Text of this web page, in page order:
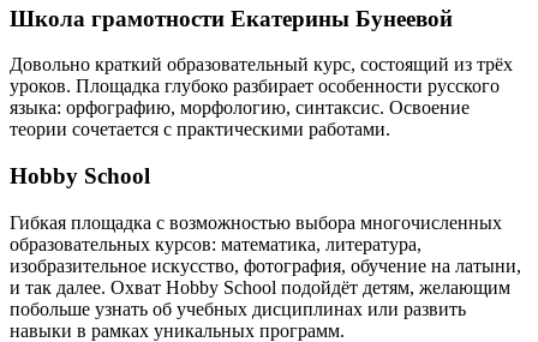
Школа грамотности Екатерины Бунеевой
Довольно краткий образовательный курс, состоящий из трёх
уроков. Площадка глубоко разбирает особенности русского
языка: орфографию, морфологию, синтаксис. Освоение
теории сочетается с практическими работами.
Hobby School
Гибкая площадка с возможностью выбора многочисленных
образовательных курсов: математика, литература,
изобразительное искусство, фотография, обучение на латыни,
и так далее. Охват Hobby School подойдёт детям, желающим
побольше узнать об учебных дисциплинах или развить
навыки в рамках уникальных программ.